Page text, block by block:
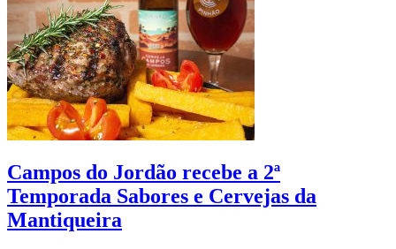
Campos do Jordão recebe a 2ª
Temporada Sabores e Cervejas da
Mantiqueira